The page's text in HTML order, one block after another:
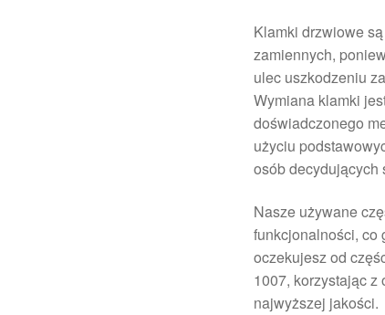
Klamki drzwiowe
zamiennych,
ulec uszkodzeniu
Wymiana klamki
doświadczonego
użyciu
osób decydujących
Nasze używane
funkcjonalności, co
oczekujesz od
1007, korzystając z
najwyższej jakości.